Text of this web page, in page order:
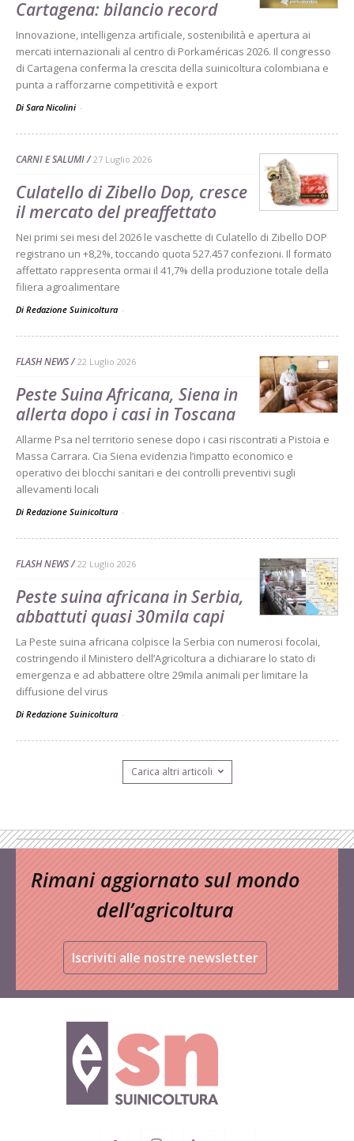
Cartagena: bilancio record
Innovazione, intelligenza artificiale, sostenibilità e apertura ai
mercati internazionali al centro di Porkaméricas 2026. Il congresso
di Cartagena conferma la crescita della suinicoltura colombiana e
punta a rafforzarne competitività e export
Di Sara Nicolini -
CARNI E SALUMI 27 Luglio 2026
Culatello di Zibello Dop, cresce
il mercato del preaffettato
Nei primi sei mesi del 2026 le vaschette di Culatello di Zibello DOP
registrano un +8,2%, toccando quota 527.457 confezioni. Il formato
affettato rappresenta ormai il 41,7% della produzione totale della
filiera agroalimentare
Di Redazione Suinicoltura -
FLASH NEWS 22 Luglio 2026
Peste Suina Africana, Siena in
allerta dopo i casi in Toscana
Allarme Psa nel territorio senese dopo i casi riscontrati a Pistoia e
Massa Carrara. Cia Siena evidenzia l’impatto economico e
operativo dei blocchi sanitari e dei controlli preventivi sugli
allevamenti locali
Di Redazione Suinicoltura -
FLASH NEWS 22 Luglio 2026
Peste suina africana in Serbia,
abbattuti quasi 30mila capi
La Peste suina africana colpisce la Serbia con numerosi focolai,
costringendo il Ministero dell’Agricoltura a dichiarare lo stato di
emergenza e ad abbattere oltre 29mila animali per limitare la
diffusione del virus
Di Redazione Suinicoltura -
Carica altri articoli
Rimani aggiornato sul mondo
dell’agricoltura
Iscriviti alle nostre newsletter